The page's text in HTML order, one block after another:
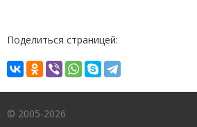
Поделиться страницей:
© 2005-2026